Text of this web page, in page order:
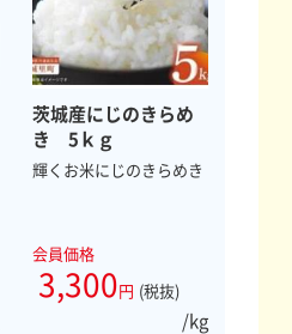
茨城産にじのきらめ
き 5ｋｇ
輝くお米にじのきらめき
会員価格
3,300円 (税抜)
/kg